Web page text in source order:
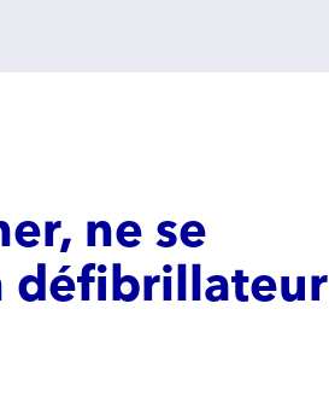
ne se
défibrillateur